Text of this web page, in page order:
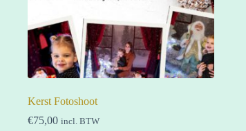
Kerst Fotoshoot
€75,00 incl. BTW